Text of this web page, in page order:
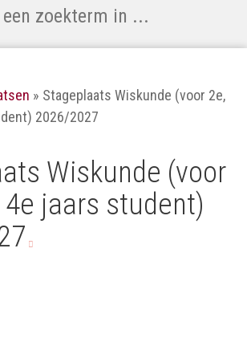
» Stageplaats Wiskunde (voor 2e,
2026/2027
Wiskunde (voor
4e jaars student)